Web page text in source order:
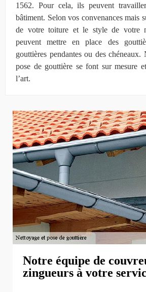
1562. Pour cela, ils peuvent
bâtiment. Selon vos convenances mais
de votre toiture et le style de votre
peuvent mettre en place des
gouttières pendantes ou des chéneaux.
pose de gouttière se font sur mesure
l’art.
Notre équipe de
zingueurs à votre